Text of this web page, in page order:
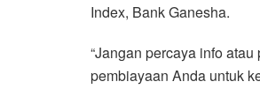
Index, Bank Ganesha.
“Jangan percaya info
pembiayaan Anda untuk